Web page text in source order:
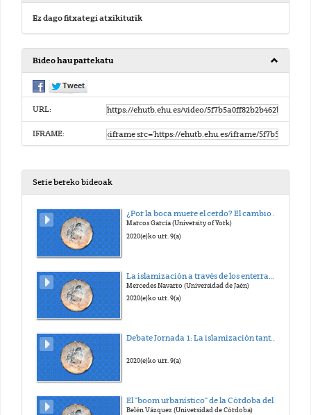
Ez dago fitxategi atxikiturik
Bideo hau partekatu
URL:
IFRAME:
Serie bereko bideoak
¿Por la boca muere el cerdo? El cambio alimentario de la nueva sociedad
Marcos García (University of York)
2020(e)ko urr. 9(a)
Mercedes Navarro (Universidad de Jaén)
2020(e)ko urr. 9(a)
Debate Jornada 1: La islamización tanto en la vida como en la muerte
2020(e)ko urr. 9(a)
Belén Vázquez (Universidad de Córdoba)